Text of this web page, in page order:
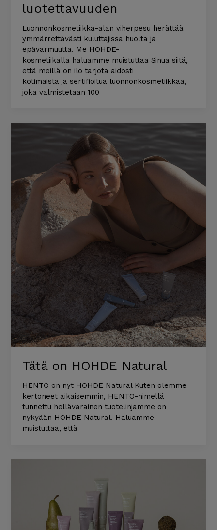
luotettavuuden
Luonnonkosmetiikka-alan viherpesu herättää
ymmärrettävästi kuluttajissa huolta ja
epävarmuutta. Me HOHDE-
kosmetiikalla haluamme muistuttaa Sinua siitä,
että meillä on ilo tarjota aidosti
kotimaista ja sertifioitua luonnonkosmetiikkaa,
joka valmistetaan 100
Tätä on HOHDE Natural
HENTO on nyt HOHDE Natural Kuten olemme
kertoneet aikaisemmin, HENTO-nimellä
tunnettu hellävarainen tuotelinjamme on
nykyään HOHDE Natural. Haluamme
muistuttaa, että